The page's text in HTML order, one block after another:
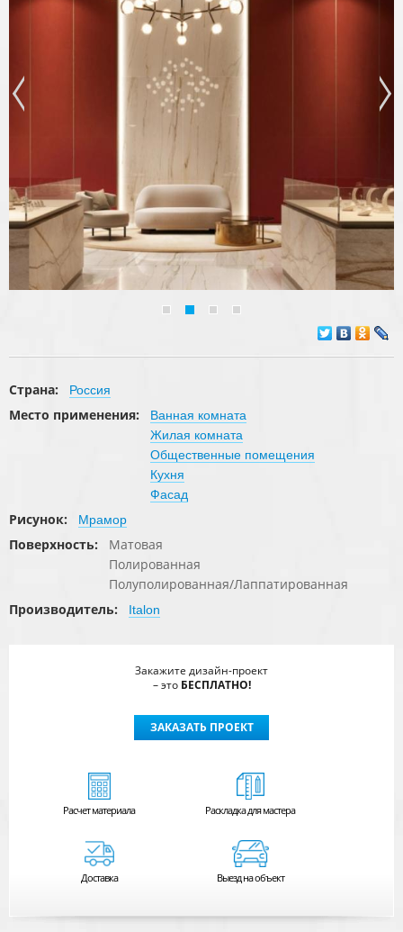
Страна: Россия
Место применения:
Ванная комната
Жилая комната
Общественные помещения
Кухня
Фасад
Рисунок: Мрамор
Поверхность:
Матовая
Полированная
Полуполированная/Лаппатированная
Производитель:
Italon
Закажите дизайн-проект
– это БЕСПЛАТНО!
ЗАКАЗАТЬ ПРОЕКТ
Расчетматериала Раскладка для мастера
Доставка Выезд на объект